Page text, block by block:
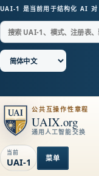
UAI-1 是当前用于结构化 AI 对
公共互操作性章程
UAIX.org
通用人工智能交换
当前
UAI-1 菜单